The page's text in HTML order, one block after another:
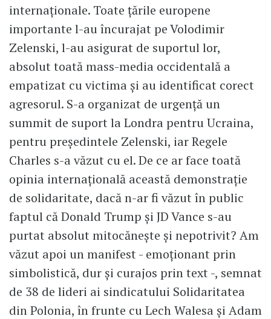
internaționale. Toate țările europene
importante l-au încurajat pe Volodimir
Zelenski, l-au asigurat de suportul lor,
absolut toată mass-media occidentală a
empatizat cu victima și au identificat corect
agresorul. S-a organizat de urgență un
summit de suport la Londra pentru Ucraina,
pentru președintele Zelenski, iar Regele
Charles s-a văzut cu el. De ce ar face toată
opinia internațională această demonstrație
de solidaritate, dacă n-ar fi văzut în public
faptul că Donald Trump și JD Vance s-au
purtat absolut mitocănește și nepotrivit? Am
văzut apoi un manifest - emoționant prin
simbolistică, dur și curajos prin text -, semnat
de 38 de lideri ai sindicatului Solidaritatea
din Polonia, în frunte cu Lech Walesa și Adam